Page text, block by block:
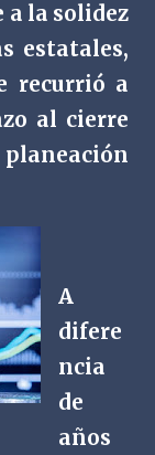
a la solidez
estatales,
recurrió a
al cierre
A
difere
ncia
de
años